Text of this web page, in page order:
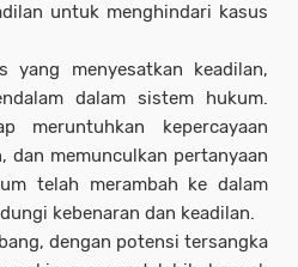
untuk menghindari kasus
menyesatkan keadilan,
dalam sistem hukum.
meruntuhkan kepercayaan
dan memunculkan pertanyaan
telah merambah ke dalam
kebenaran dan keadilan.
dengan potensi tersangka